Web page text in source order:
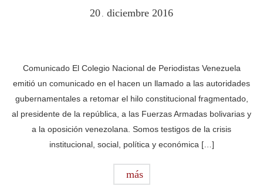
20 . diciembre 2016
Comunicado El Colegio Nacional de Periodistas Venezuela
emitió un comunicado en el hacen un llamado a las autoridades
gubernamentales a retomar el hilo constitucional fragmentado,
al presidente de la república, a las Fuerzas Armadas bolivarias y
a la oposición venezolana. Somos testigos de la crisis
institucional, social, política y económica […]
más